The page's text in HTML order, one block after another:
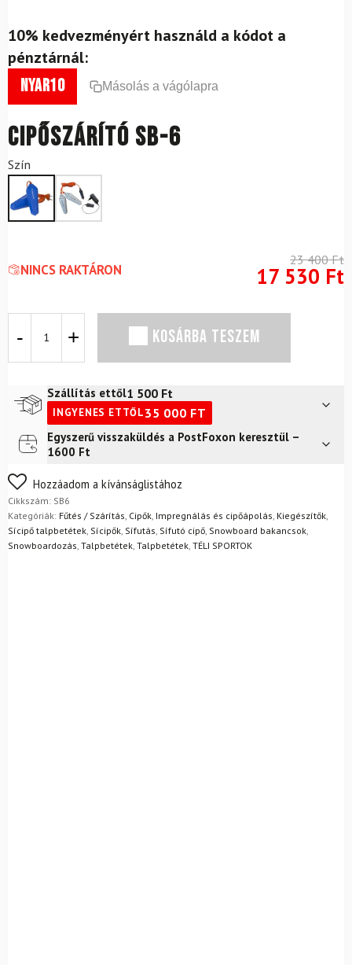
10% kedvezményért használd a kódot a
pénztárnál:
nyar10 Másolás a vágólapra
Cipőszárító SB-6
Szín
NINCS RAKTÁRON
23 400Ft
17 530 Ft
SB-
KOSÁRBA TESZEM
Szállítás ettől1 500 Ft
INGYENES ETTŐL35 000 FT
Futár a címre2 400
FoxPost
Egyszerű visszaküldés a PostFoxon keresztül –
1600 Ft
Nem biztos a választásában? Semmi gond – a terméket
egyszerűen visszaküldheti 14 napon belül, indoklás nélkül.
Mik a visszaküldés feltételei?
Hozzáadom a kívánságlistához
Cikkszám: SB6
Kategóriák: Fűtés / Szárítás Cipők Impregnálás és cipőápolás Kiegészítők
Sícipő talpbetétek Sícipők Sífutás Sífutó cipő Snowboard bakancsok
Snowboardozás Talpbetétek Talpbetétek TÉLI SPORTOK